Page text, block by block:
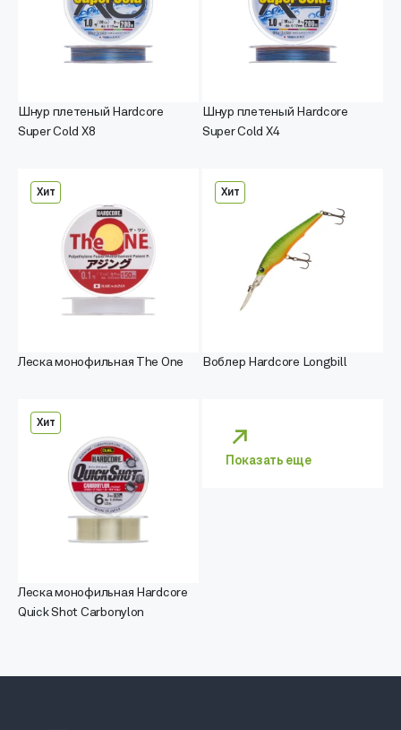
Шнур плетеный Hardcore
Super Cold X8
Шнур плетеный Hardcore
Super Cold X4
Хит
Леска монофильная The One
Хит
Воблер Hardcore Longbill
Хит
Леска монофильная Hardcore
Quick Shot Carbonylon
Показать еще